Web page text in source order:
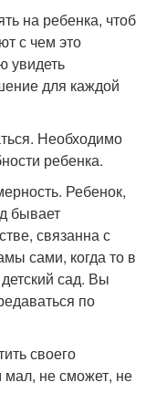
на ребенка, чтоб
с чем это
увидеть
для каждой
Необходимо
ребенка.
Ребенок,
бывает
связанна с
сами, когда то в
сад. Вы
по
своего
мал, не сможет, не